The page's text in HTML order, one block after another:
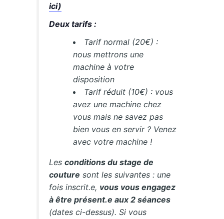
ici)
Deux tarifs :
Tarif normal (20€) :
nous mettrons une
machine à votre
disposition
Tarif réduit (10€) : vous
avez une machine chez
vous mais ne savez pas
bien vous en servir ? Venez
avec votre machine !
Lesconditions du stage de
couture sont les suivantes : une
fois inscrit.e, vous vous engagez
à être présent.e aux 2 séances
(dates ci-dessus). Si vous